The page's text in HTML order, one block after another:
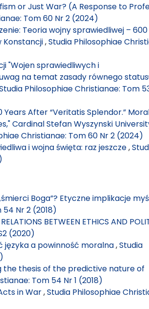
or Just War? (A Response to
Tom 60 Nr 2 (2024)
Teoria wojny sprawiedliwej –
Konstancji,Studia Philosophiae
"Wojen sprawiedliwych i
na temat zasady równego
Philosophiae Christianae: Tom
After “Veritatis Splendor.”
Cardinal Stefan Wyszynski
Christianae: Tom 60 Nr 2 (2024)
i wojna święta: raz jeszcze,
Boga”? Etyczne implikacje
Nr 2 (2018)
BETWEEN ETHICS AND
(2020)
języka a powinność moralna,Studia
thesis of the predictive nature of
Tom 54 Nr 1 (2018)
in War,Studia Philosophiae